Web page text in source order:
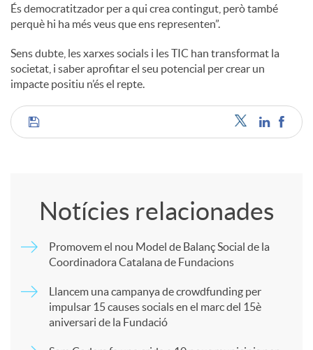
És democratitzador per a qui crea contingut, però també
perquè hi ha més veus que ens representen”.
Sens dubte, les xarxes socials i les TIC han transformat la
societat, i saber aprofitar el seu potencial per crear un
impacte positiu n’és el repte.
C
m
Notícies relacionades
Promovem el nou Model de Balanç Social de la
Coordinadora Catalana de Fundacions
Llancem una campanya de crowdfunding per
impulsar 15 causes socials en el marc del 15è
aniversari de la Fundació